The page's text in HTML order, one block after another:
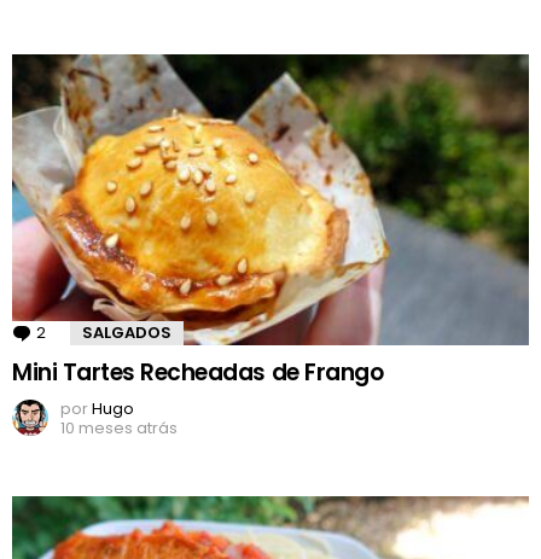
2 Comentários
SALGADOS
Mini Tartes Recheadas de Frango
porHugo
10 meses atrás